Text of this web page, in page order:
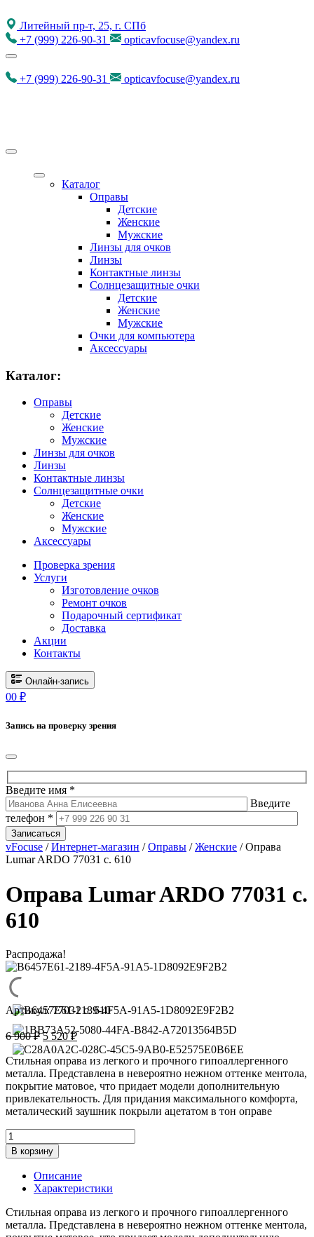
Литейный пр-т, 25, г. СПб
+7 (999) 226-90-31 opticavfocuse@yandex.ru
+7 (999) 226-90-31 opticavfocuse@yandex.ru
Каталог
Оправы
Детские
Женские
Мужские
Линзы для очков
Линзы
Контактные линзы
Солнцезащитные очки
Детские
Женские
Мужские
Очки для компьютера
Аксессуары
Каталог:
Оправы
Детские
Женские
Мужские
Линзы для очков
Линзы
Контактные линзы
Солнцезащитные очки
Детские
Женские
Мужские
Аксессуары
Проверка зрения
Услуги
Изготовление очков
Ремонт очков
Подарочный сертификат
Доставка
Акции
Контакты
Онлайн-запись
00 ₽
Запись на проверку зрения
Введите имя *
Введите
телефон *
Записаться
vFocuse /Интернет-магазин /Оправы /Женские / Оправа
Lumar ARDO 77031 c. 610
Оправа Lumar ARDO 77031 c.
610
Распродажа!
Артикул:77031 с. 610
6 900₽Первоначальная
цена
составляла
6
900 ₽.
5 520₽Текущая
цена:
5
520 ₽.
Стильная оправа из легкого и прочного гипоаллергенного
металла. Представлена в невероятно нежном оттенке ментола,
покрытие матовое, что придает модели дополнительную
привлекательность. Для придания максимального комфорта,
металический заушник покрыли ацетатом в тон оправе
Количество
товара
Оправа
Lumar
ARDO
c.
610
В корзину
Описание
Характеристики
Стильная оправа из легкого и прочного гипоаллергенного
металла. Представлена в невероятно нежном оттенке ментола,